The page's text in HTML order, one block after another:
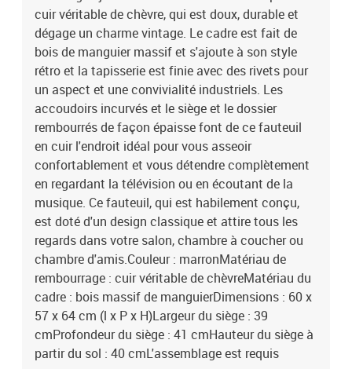
cuir véritable de chèvre, qui est doux, durable et
dégage un charme vintage. Le cadre est fait de
bois de manguier massif et s'ajoute à son style
rétro et la tapisserie est finie avec des rivets pour
un aspect et une convivialité industriels. Les
accoudoirs incurvés et le siège et le dossier
rembourrés de façon épaisse font de ce fauteuil
en cuir l'endroit idéal pour vous asseoir
confortablement et vous détendre complètement
en regardant la télévision ou en écoutant de la
musique. Ce fauteuil, qui est habilement conçu,
est doté d'un design classique et attire tous les
regards dans votre salon, chambre à coucher ou
chambre d'amis.Couleur : marronMatériau de
rembourrage : cuir véritable de chèvreMatériau du
cadre : bois massif de manguierDimensions : 60 x
57 x 64 cm (l x P x H)Largeur du siège : 39
cmProfondeur du siège : 41 cmHauteur du siège à
partir du sol : 40 cmL'assemblage est requis